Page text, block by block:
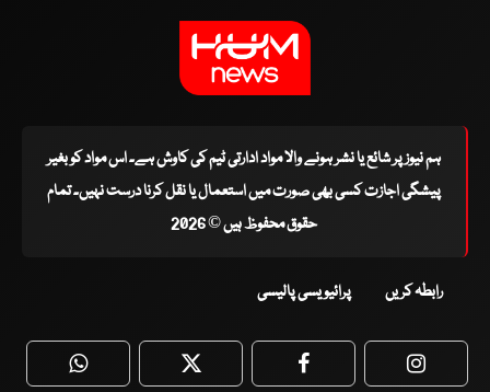
ہم نیوز پر شائع یا نشر ہونے والا مواد ادارتی ٹیم کی کاوش ہے۔ اس مواد کو بغیر
پیشگی اجازت کسی بھی صورت میں استعمال یا نقل کرنا درست نہیں۔ تمام
حقوق محفوظ ہیں © 2026
رابطہ کریں پرائیویسی پالیسی
WhatsApp Twitter Facebook